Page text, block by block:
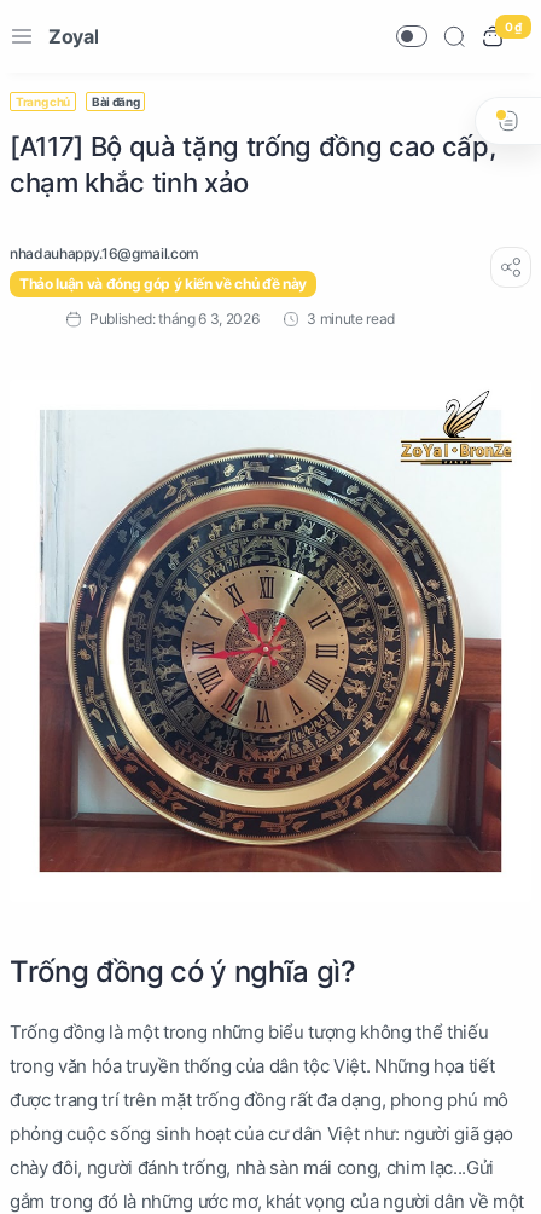
Zoyal 0 ₫
Trang chủ Bài đăng
[A117] Bộ quà tặng trống đồng cao cấp,
chạm khắc tinh xảo
Thảo luận và đóng góp ý kiến về chủ đề này
3 minute read
Trống đồng có ý nghĩa gì?
Trống đồng là một trong những biểu tượng không thể thiếu
trong văn hóa truyền thống của dân tộc Việt. Những họa tiết
được trang trí trên mặt trống đồng rất đa dạng, phong phú mô
phỏng cuộc sống sinh hoạt của cư dân Việt như: người giã gạo
chày đôi, người đánh trống, nhà sàn mái cong, chim lạc...Gửi
gắm trong đó là những ước mơ, khát vọng của người dân về một